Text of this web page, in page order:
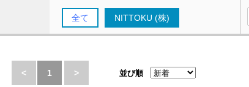
全て NITTOKU (株)
< 1 > 並び順